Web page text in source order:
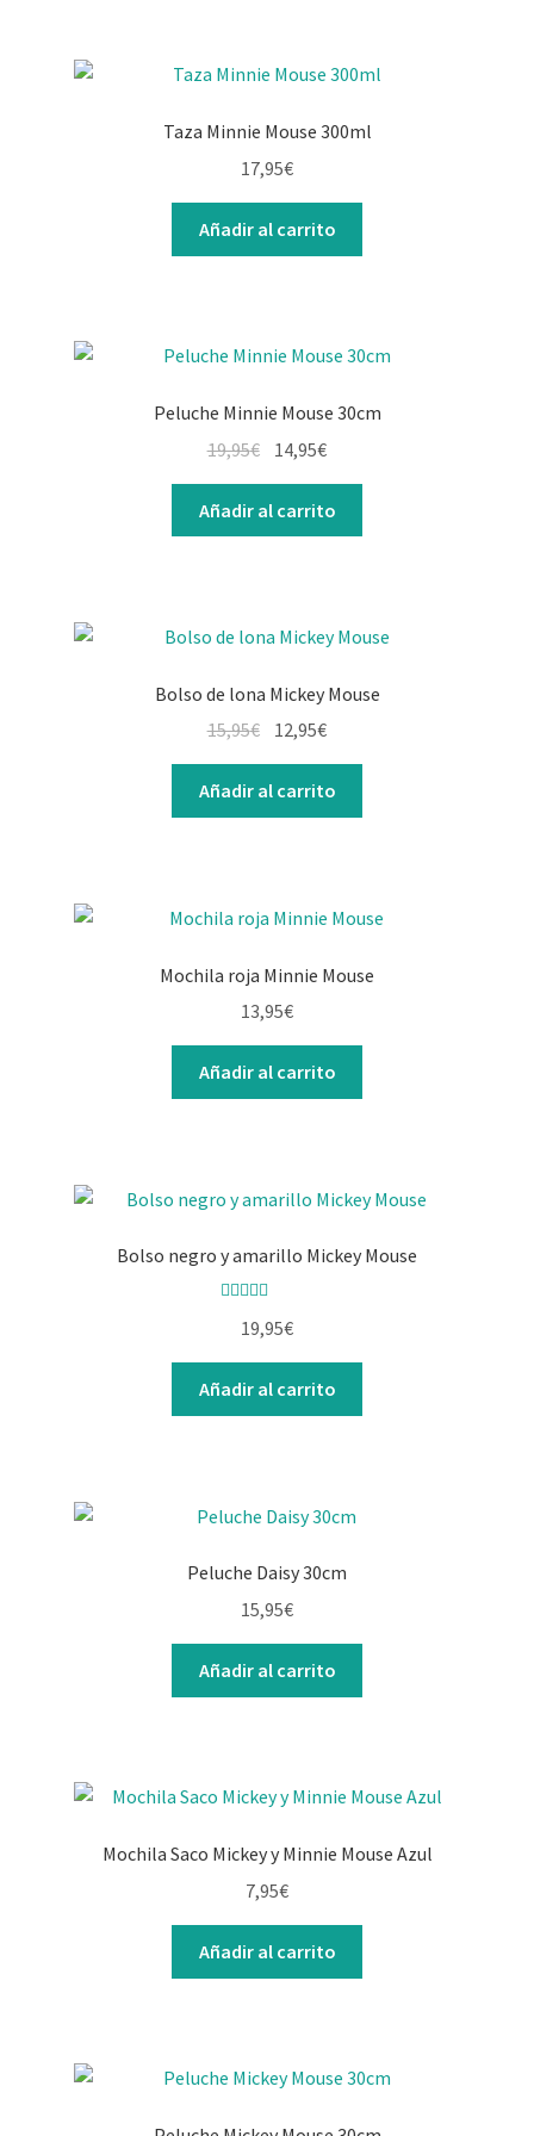
Taza Minnie Mouse 300ml
17,95€
Añadir al carrito
Peluche Minnie Mouse 30cm
19,95€ El
original
era:
14,95€El
actual
es:
Añadir al carrito
Bolso de lona Mickey Mouse
15,95€ El
precio
original
era:
12,95€El
precio
actual
es:
Añadir al carrito
Mochila roja Minnie Mouse
13,95€
Añadir al carrito
Bolso negro y amarillo Mickey Mouse
5.00
19,95€
Añadir al carrito
Peluche Daisy 30cm
15,95€
Añadir al carrito
Mochila Saco Mickey y Minnie Mouse Azul
7,95€
Añadir al carrito